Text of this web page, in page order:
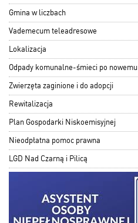
Gmina w liczbach
Vademecum teleadresowe
Lokalizacja
Odpady komunalne-śmieci po nowemu
Zwierzęta zaginione i do adopcji
Rewitalizacja
Plan Gospodarki Niskoemisyjnej
Nieodpłatna pomoc prawna
LGD Nad Czarną i Pilicą